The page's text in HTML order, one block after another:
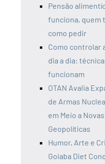
Pensão
funciona, quem
como pedir
Como controlar
dia a dia:
funcionam
OTAN Avalia
de Armas
em Meio a
Geopolíticas
Humor, Arte e
Goiaba Diet